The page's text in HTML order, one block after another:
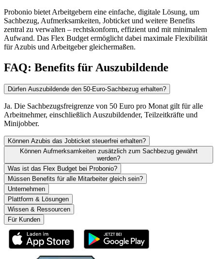
Probonio bietet Arbeitgebern eine einfache, digitale Lösung, um
Sachbezug, Aufmerksamkeiten, Jobticket und weitere Benefits
zentral zu verwalten – rechtskonform, effizient und mit minimalem
Aufwand. Das Flex Budget ermöglicht dabei maximale Flexibilität
für Azubis und Arbeitgeber gleichermaßen.
FAQ: Benefits für Auszubildende
Dürfen Auszubildende den 50-Euro-Sachbezug erhalten?
Ja. Die Sachbezugsfreigrenze von 50 Euro pro Monat gilt für alle
Arbeitnehmer, einschließlich Auszubildender, Teilzeitkräfte und
Minijobber.
Können Azubis das Jobticket steuerfrei erhalten?
Können Aufmerksamkeiten zusätzlich zum Sachbezug gewährt
werden?
Was ist das Flex Budget bei Probonio?
Müssen Benefits für alle Mitarbeiter gleich sein?
Unternehmen
Plattform & Lösungen
Wissen & Ressourcen
Für Kunden